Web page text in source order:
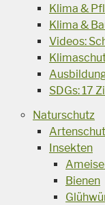
Klima &
Klima &
Videos:
SDGs: 17
Naturschutz
Insekten
Bienen